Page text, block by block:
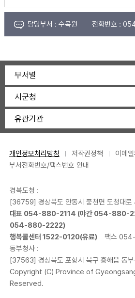
담당부서 : 수목원 전화번호 :
부서별
시군청
유관기관
개인정보처리방침 저작권정책
이메
부서전화번호/팩스번호 안내
경북도청 :
[36759] 경상북도 안동시 풍천면 도청대
대표 054-880-2114 (야간 054-880-
054-880-2222)
행복콜센터 1522-0120(유료)
팩스
동부청사 :
[37563] 경상북도 포항시 북구 흥해읍 동부
Copyright (C) Province of
Reserved.